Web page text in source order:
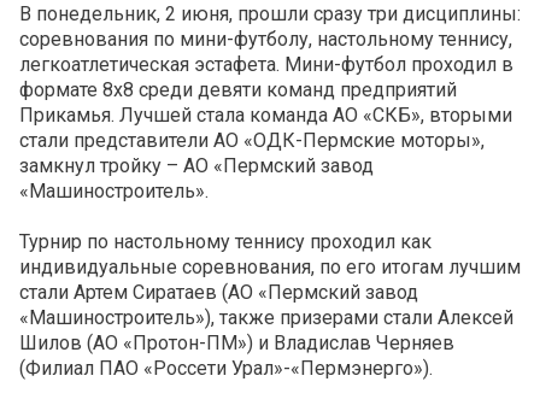
В понедельник, 2 июня, прошли сразу три дисциплины:
соревнования по мини-футболу, настольному теннису,
легкоатлетическая эстафета. Мини-футбол проходил в
формате 8х8 среди девяти команд предприятий
Прикамья. Лучшей стала команда АО «СКБ», вторыми
стали представители АО «ОДК-Пермские моторы»,
замкнул тройку – АО «Пермский завод
«Машиностроитель».
Турнир по настольному теннису проходил как
индивидуальные соревнования, по его итогам лучшим
стали Артем Сиратаев (АО «Пермский завод
«Машиностроитель»), также призерами стали Алексей
Шилов (АО «Протон-ПМ») и Владислав Черняев
(Филиал ПАО «Россети Урал»-«Пермэнерго»).